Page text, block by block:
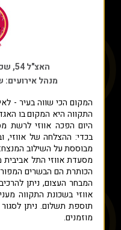
האצ"ל 54, שכונת התקווה, תל אביב
מנהל אירועים:
המקום הכי שווה בעיר -
היום הפכה אווזי לרשת
בכדי: ההצלחה של אווזי,
מבוססת על השילוב
מסעדת אווזי התל
הכותרת הם הבשרים
המבחר העצום, ניתן
מוזמנים.